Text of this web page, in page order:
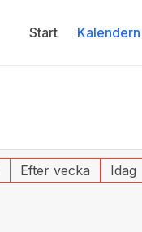
Start Kalendern
Efter vecka Idag